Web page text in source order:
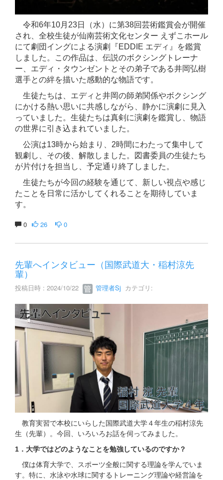
令和6年10月23日（水）に第38回芸術鑑賞会が開催
され、全校生徒が仙南芸術文化センター えずこホール
にて劇団イングによる演劇『EDDIE エディ』を鑑賞
しました。この作品は、伝説のボクシングトレーナ
ー、エディ・タウンゼントとその弟子である井岡弘樹
選手との絆を描いた感動的な物語です。
生徒たちは、エディと井岡の師弟関係やボクシング
にかける熱い思いに共感しながら、静かに演劇に見入
っていました。生徒たちは真剣に演劇を鑑賞し、物語
の世界に引き込まれていました。
公演は13時から始まり、2時間にわたって集中して
観劇し、その後、解散しました。図書委員の生徒たち
が片付けを担当し、予定通り終了しました。
生徒たちが今回の経験を通じて、新しい視点や感じ
たことを日常に活かしてくれることを期待していま
す。
0 26 0
先輩へインタビュー（国際武道大・稲村涼先
輩）
投稿日時 : 2024/10/22 管理者Sj カテゴリ:
教育実習で本校にいらした国際武道大学４年生の稲村涼先
生（先輩）。今回、いろいろお話を伺ってみました。
1．大学ではどのようなことを勉強しているのですか？
僕は体育大学で、スポーツ全般に関する理論を学んでいま
す。特に、水泳や水球に関するトレーニング理論や経営論を